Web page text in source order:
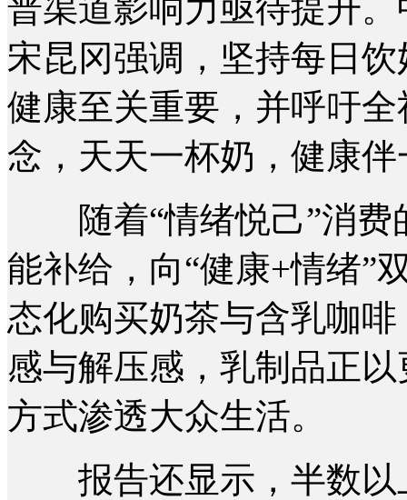
普渠道影响力亟待提升
宋昆冈强调，坚持每日
健康至关重要，并呼吁
念，天天一杯奶，健康伴
随着“情绪悦己”消费
能补给，向“健康+情绪”
态化购买奶茶与含乳咖
感与解压感，乳制品正
方式渗透大众生活。
报告还显示，半数以